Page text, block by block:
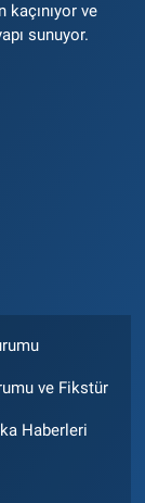
ve
sunuyor.
ve Fikstür
Haberleri